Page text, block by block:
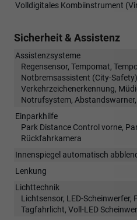
Volldigitales Kombiinstrument
Sicherheit & Assistenz
Assistenzsysteme
Regensensor, Tempomat,
Notbremsassistent (City-
Verkehrzeichenerkennung,
Notrufsystem,
Einparkhilfe
Park Distance Control vorne,
Rückfahrkamera
Innenspiegel automatisch
Lenkung
Lichttechnik
Lichtsensor, LED-Scheinwerfer,
Tagfahrlicht, Voll-LED